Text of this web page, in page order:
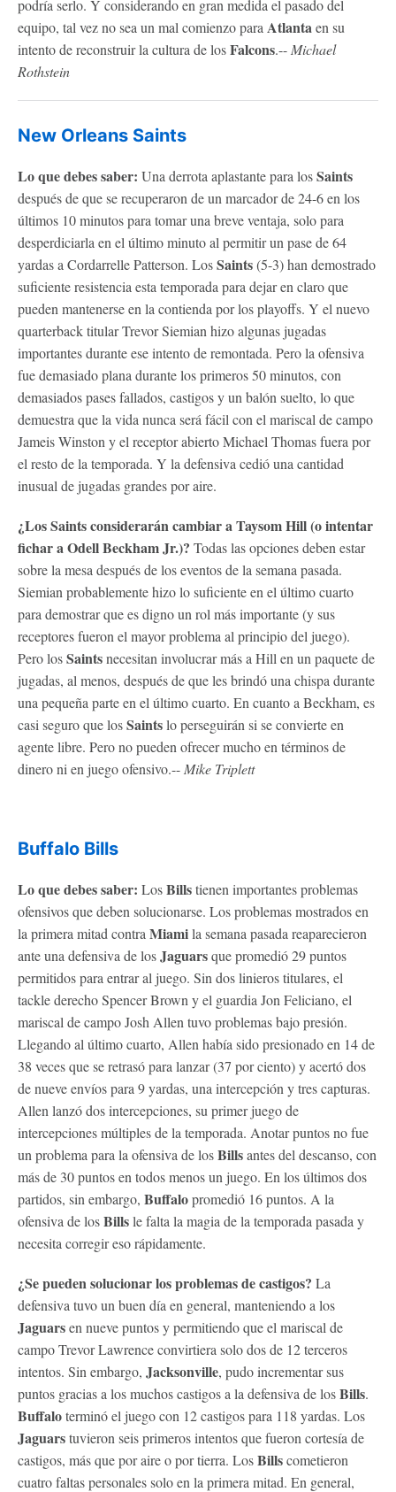
podría serlo. Y considerando en gran medida el pasado del
equipo, tal vez no sea un mal comienzo para Atlantaen su
intento de reconstruir la cultura de losFalcons.-- Michael
Rothstein
New Orleans Saints
Lo que debes saber: Una derrota aplastante para losSaints
después de que se recuperaron de un marcador de 24-6 en los
últimos 10 minutos para tomar una breve ventaja, solo para
desperdiciarla en el último minuto al permitir un pase de 64
yardas a Cordarrelle Patterson. LosSaints(5-3) han demostrado
suficiente resistencia esta temporada para dejar en claro que
pueden mantenerse en la contienda por los playoffs. Y el nuevo
quarterback titular Trevor Siemian hizo algunas jugadas
importantes durante ese intento de remontada. Pero la ofensiva
fue demasiado plana durante los primeros 50 minutos, con
demasiados pases fallados, castigos y un balón suelto, lo que
demuestra que la vida nunca será fácil con el mariscal de campo
Jameis Winston y el receptor abierto Michael Thomas fuera por
el resto de la temporada. Y la defensiva cedió una cantidad
inusual de jugadas grandes por aire.
¿LosSaintsconsiderarán cambiar a Taysom Hill (o intentar
fichar a Odell Beckham Jr.)? Todas las opciones deben estar
sobre la mesa después de los eventos de la semana pasada.
Siemian probablemente hizo lo suficiente en el último cuarto
para demostrar que es digno un rol más importante (y sus
receptores fueron el mayor problema al principio del juego).
Pero losSaintsnecesitan involucrar más a Hill en un paquete de
jugadas, al menos, después de que les brindó una chispa durante
una pequeña parte en el último cuarto. En cuanto a Beckham, es
casi seguro que losSaintslo perseguirán si se convierte en
agente libre. Pero no pueden ofrecer mucho en términos de
dinero ni en juego ofensivo.-- Mike Triplett
Buffalo Bills
Lo que debes saber: LosBillstienen importantes problemas
ofensivos que deben solucionarse. Los problemas mostrados en
la primera mitad contra Miamila semana pasada reaparecieron
ante una defensiva de losJaguarsque promedió 29 puntos
permitidos para entrar al juego. Sin dos linieros titulares, el
tackle derecho Spencer Brown y el guardia Jon Feliciano, el
mariscal de campo Josh Allen tuvo problemas bajo presión.
Llegando al último cuarto, Allen había sido presionado en 14 de
38 veces que se retrasó para lanzar (37 por ciento) y acertó dos
de nueve envíos para 9 yardas, una intercepción y tres capturas.
Allen lanzó dos intercepciones, su primer juego de
intercepciones múltiples de la temporada. Anotar puntos no fue
un problema para la ofensiva de losBillsantes del descanso, con
más de 30 puntos en todos menos un juego. En los últimos dos
partidos, sin embargo, Buffalopromedió 16 puntos. A la
ofensiva de losBillsle falta la magia de la temporada pasada y
necesita corregir eso rápidamente.
¿Se pueden solucionar los problemas de castigos? La
defensiva tuvo un buen día en general, manteniendo a los
Jaguarsen nueve puntos y permitiendo que el mariscal de
campo Trevor Lawrence convirtiera solo dos de 12 terceros
intentos. Sin embargo, Jacksonville, pudo incrementar sus
puntos gracias a los muchos castigos a la defensiva de losBills.
Buffaloterminó el juego con 12 castigos para 118 yardas. Los
Jaguarstuvieron seis primeros intentos que fueron cortesía de
castigos, más que por aire o por tierra. LosBillscometieron
cuatro faltas personales solo en la primera mitad. En general,